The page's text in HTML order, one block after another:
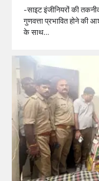
-साइट इंजीनियरों की
गुणवत्ता प्रभावित होने की
के साथ…